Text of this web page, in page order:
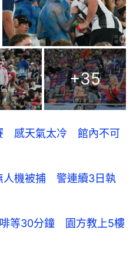
+35
感天氣太冷 館內不可
人機被捕 警連續3日執
等30分鐘 園方教上5樓